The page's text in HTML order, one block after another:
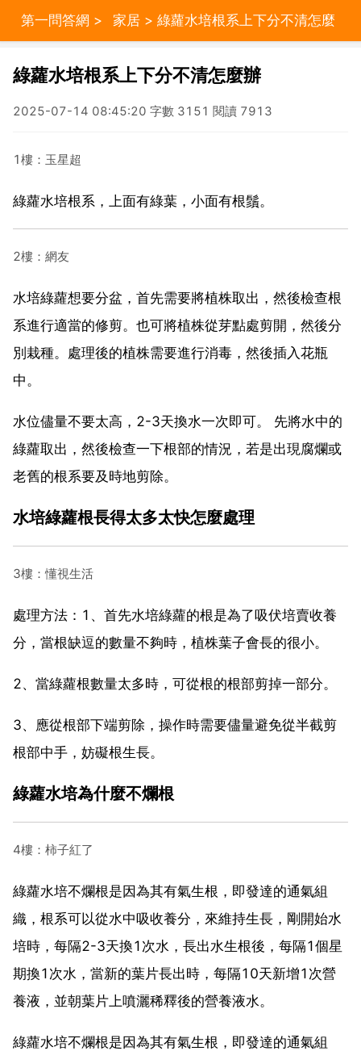
第一問答網 > 家居 > 綠蘿水培根系上下分不清怎麼
綠蘿水培根系上下分不清怎麼辦
2025-07-14 08:45:20 字數 3151 閱讀 7913
1樓：玉星超
綠蘿水培根系，上面有綠葉，小面有根鬚。
2樓：網友
水培綠蘿想要分盆，首先需要將植株取出，然後檢查根
系進行適當的修剪。也可將植株從芽點處剪開，然後分
別栽種。處理後的植株需要進行消毒，然後插入花瓶
中。
水位儘量不要太高，2-3天換水一次即可。 先將水中的
綠蘿取出，然後檢查一下根部的情況，若是出現腐爛或
老舊的根系要及時地剪除。
水培綠蘿根長得太多太快怎麼處理
3樓：懂視生活
處理方法：1、首先水培綠蘿的根是為了吸伏培賣收養
分，當根缺逗的數量不夠時，植株葉子會長的很小。
2、當綠蘿根數量太多時，可從根的根部剪掉一部分。
3、應從根部下端剪除，操作時需要儘量避免從半截剪
根部中手，妨礙根生長。
綠蘿水培為什麼不爛根
4樓：柿子紅了
綠蘿水培不爛根是因為其有氣生根，即發達的通氣組
織，根系可以從水中吸收養分，來維持生長，剛開始水
培時，每隔2-3天換1次水，長出水生根後，每隔1個星
期換1次水，當新的葉片長出時，每隔10天新增1次營
養液，並朝葉片上噴灑稀釋後的營養液水。
綠蘿水培不爛根是因為其有氣生根，即發達的通氣組